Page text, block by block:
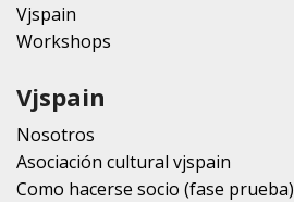
Vjspain
Workshops
Vjspain
Nosotros
Asociación cultural vjspain
Como hacerse socio (fase prueba)